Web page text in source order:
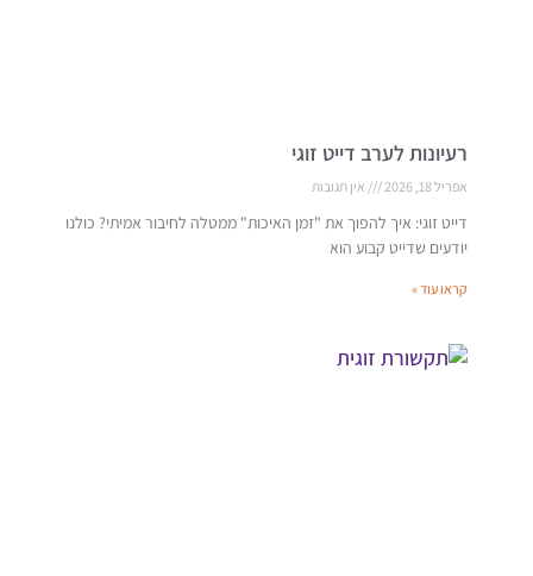
רעיונות לערב דייט זוגי
אפריל 18, 2026 אין תגובות
דייט זוגי: איך להפוך את "זמן האיכות" ממטלה לחיבור אמיתי? כולנו
יודעים שדייט קבוע הוא
קראו עוד »